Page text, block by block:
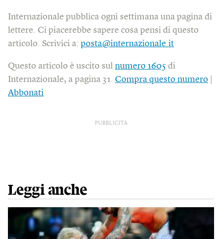
Internazionale pubblica ogni settimana una pagina di
lettere. Ci piacerebbe sapere cosa pensi di questo
articolo. Scrivici a: posta@internazionale.it
Questo articolo è uscito sul numero 1605 di
Internazionale, a pagina 31. Compra questo numero
Abbonati
PUBBLICITÀ
Leggi anche